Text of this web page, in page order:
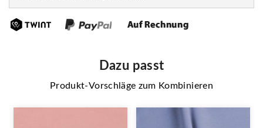
Dazu passt
Produkt-Vorschläge zum Kombinieren